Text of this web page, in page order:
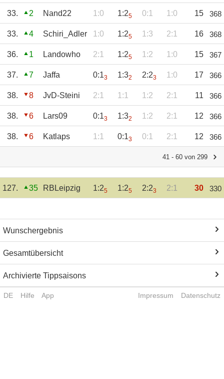
33. 2 Nand22 1:0 1:25 0:1 1:0 15 368
33. 4 Schiri_Adler 1:0 1:25 1:3 2:1 16 368
36. 1 Landowho 2:1 1:25 1:2 1:0 15 367
37. 7 Jaffa 0:13 1:32 2:23 1:0 17 366
38. 8 JvD-Steini 2:1 1:1 1:2 2:1 11 366
38. 6 Lars09 0:13 1:32 1:2 2:1 12 366
38. 6 Katlaps 1:1 0:13 0:1 2:1 12 366
41 - 60 von 299
127. 35 RBLeipzig 1:25 1:25 2:23 2:1 30 330
Wunschergebnis
Gesamtübersicht
Archivierte Tippsaisons
DE Hilfe App Impressum Datenschutz